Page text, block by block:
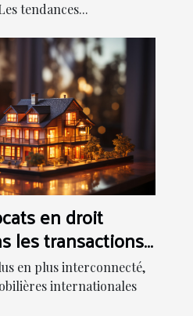
tendances...
en droit
les transactions
en plus interconnecté,
internationales